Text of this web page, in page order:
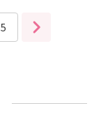
5